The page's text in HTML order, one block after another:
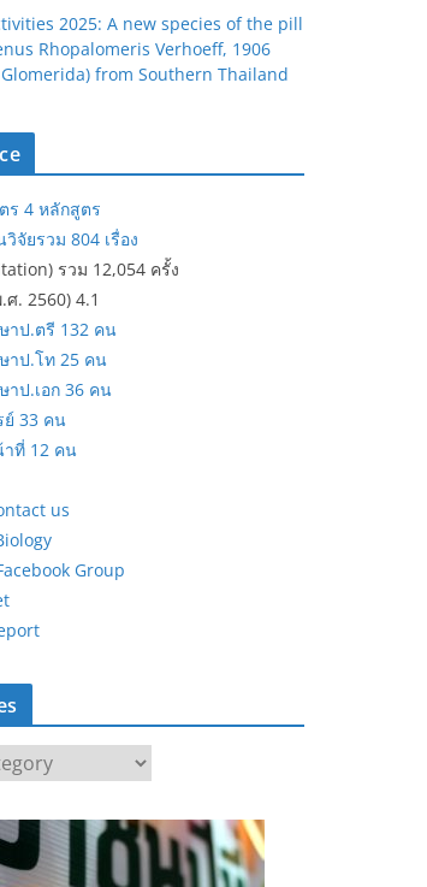
2025: A new species of the pill
Rhopalomeris Verhoeff, 1906
from Southern Thailand
ร 4 หลักสูตร
จัยรวม 804 เรื่อง
รวม 12,054 ครั้ง
ศ. 2560) 4.1
าป.ตรี 132 คน
าป.โท 25 คน
าป.เอก 36 คน
ย์ 33 คน
าที่ 12 คน
us
Group